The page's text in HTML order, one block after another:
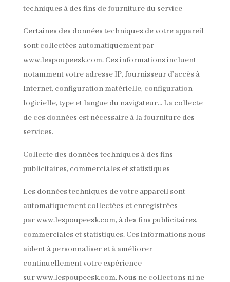
techniques à des fins de fourniture du service
Certaines des données techniques de votre appareil
sont collectées automatiquement par
www.lespoupeesk.com. Ces informations incluent
notamment votre adresse IP, fournisseur d’accès à
Internet, configuration matérielle, configuration
logicielle, type et langue du navigateur… La collecte
de ces données est nécessaire à la fourniture des
services.
Collecte des données techniques à des fins
publicitaires, commerciales et statistiques
Les données techniques de votre appareil sont
automatiquement collectées et enregistrées
par www.lespoupeesk.com, à des fins publicitaires,
commerciales et statistiques. Ces informations nous
aident à personnaliser et à améliorer
continuellement votre expérience
sur www.lespoupeesk.com. Nous ne collectons ni ne